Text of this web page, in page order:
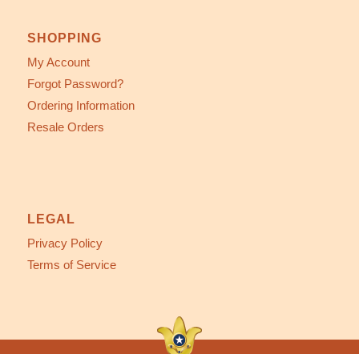
SHOPPING
My Account
Forgot Password?
Ordering Information
Resale Orders
LEGAL
Privacy Policy
Terms of Service